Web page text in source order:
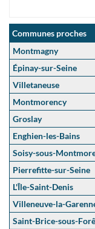
Communes proches
Montmagny
Épinay-sur-Seine
Villetaneuse
Montmorency
Groslay
Enghien-les-Bains
Soisy-sous-
Pierrefitte-sur-Seine
L'Île-Saint-Denis
Villeneuve-la-
Saint-Brice-sous-